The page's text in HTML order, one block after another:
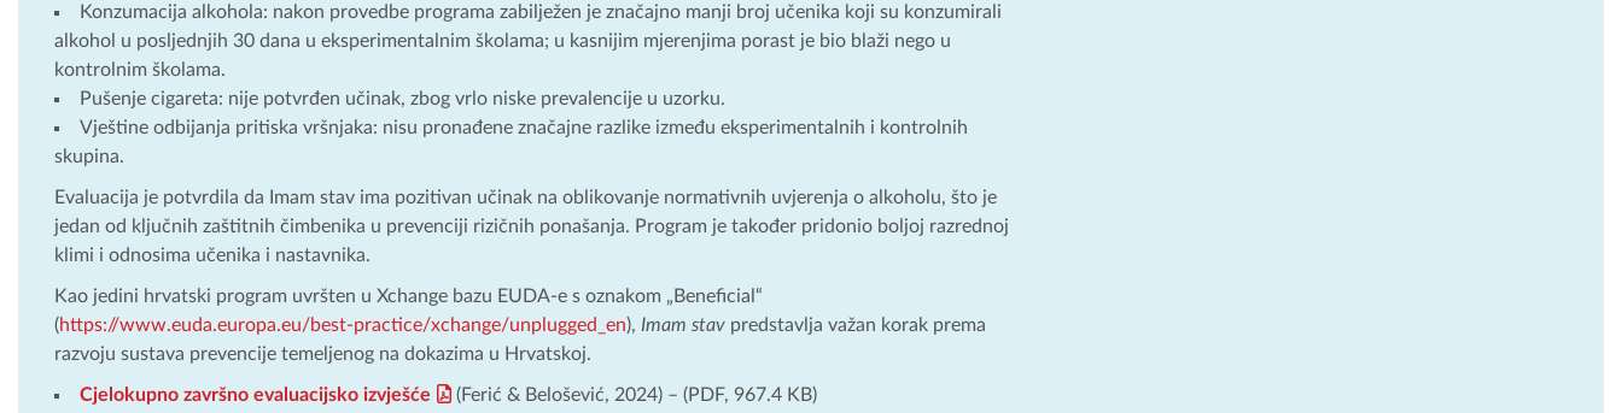
Konzumacija alkohola: nakon provedbe programa zabilježen je značajno manji broj učenika koji su konzumirali
alkohol u posljednjih 30 dana u eksperimentalnim školama; u kasnijim mjerenjima porast je bio blaži nego u
kontrolnim školama.
Pušenje cigareta: nije potvrđen učinak, zbog vrlo niske prevalencije u uzorku.
Vještine odbijanja pritiska vršnjaka: nisu pronađene značajne razlike između eksperimentalnih i kontrolnih
skupina.
Evaluacija je potvrdila da Imam stav ima pozitivan učinak na oblikovanje normativnih uvjerenja o alkoholu, što je
jedan od ključnih zaštitnih čimbenika u prevenciji rizičnih ponašanja. Program je također pridonio boljoj razrednoj
klimi i odnosima učenika i nastavnika.
Kao jedini hrvatski program uvršten u Xchange bazu EUDA-e s oznakom „Beneficial“
(https://www.euda.europa.eu/best-practice/xchange/unplugged_en), Imam stav predstavlja važan korak prema
razvoju sustava prevencije temeljenog na dokazima u Hrvatskoj.
Cjelokupno završno evaluacijsko izvješće (Ferić & Belošević, 2024) – (PDF, 967.4 KB)